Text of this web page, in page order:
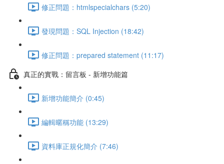
修正問題：htmlspecialchars (5:20)
發現問題：SQL Injection (18:42)
修正問題：prepared statement (11:17)
真正的實戰：留言板 - 新增功能篇
新增功能簡介 (0:45)
編輯暱稱功能 (13:29)
資料庫正規化簡介 (7:46)